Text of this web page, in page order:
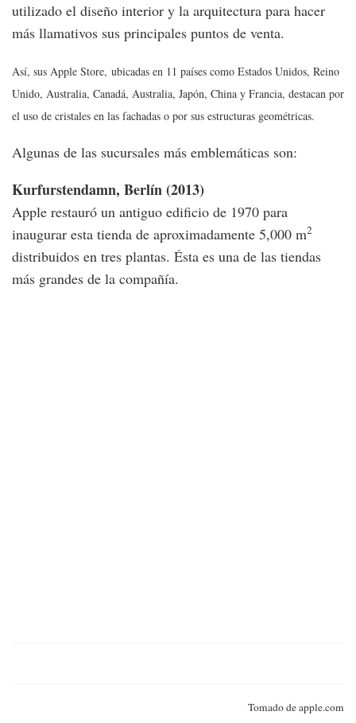
utilizado el diseño interior y la arquitectura para hacer
más llamativos sus principales puntos de venta.
Así, sus Apple Store, ubicadas en 11 países como Estados Unidos, Reino
Unido, Australia, Canadá, Australia, Japón, China y Francia, destacan por
el uso de cristales en las fachadas o por sus estructuras geométricas.
Algunas de las sucursales más emblemáticas son:
Kurfurstendamn, Berlín(2013)
Apple restauró un antiguo edificio de 1970 para
inaugurar esta tienda de aproximadamente 5,000 m2
distribuidos en tres plantas. Ésta es una de las tiendas
más grandes de la compañía.
Tomado de apple.com